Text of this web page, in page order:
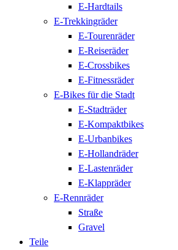
E-Hardtails
E-Trekkingräder
E-Tourenräder
E-Reiseräder
E-Crossbikes
E-Fitnessräder
E-Bikes für die Stadt
E-Stadträder
E-Kompaktbikes
E-Urbanbikes
E-Hollandräder
E-Lastenräder
E-Klappräder
E-Rennräder
Straße
Gravel
Teile